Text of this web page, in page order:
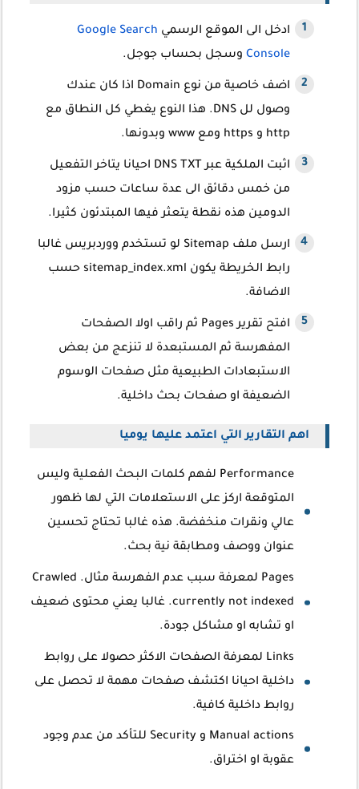
ادخل الى الموقع الرسمي Google Search
Console وسجل بحساب جوجل.
اضف خاصية من نوع Domain اذا كان عندك
وصول لل DNS. هذا النوع يغطي كل النطاق مع
http و https ومع www وبدونها.
اثبت الملكية عبر DNS TXT احيانا يتاخر التفعيل
من خمس دقائق الى عدة ساعات حسب مزود
الدومين هذه نقطة يتعثر فيها المبتدئون كثيرا.
ارسل ملف Sitemap لو تستخدم ووردبريس غالبا
رابط الخريطة يكون sitemap_index.xml حسب
الاضافة.
افتح تقرير Pages ثم راقب اولا الصفحات
المفهرسة ثم المستبعدة لا تنزعج من بعض
الاستبعادات الطبيعية مثل صفحات الوسوم
الضعيفة او صفحات بحث داخلية.
اهم التقارير التي اعتمد عليها يوميا
Performance لفهم كلمات البحث الفعلية وليس
المتوقعة اركز على الاستعلامات التي لها ظهور
عالي ونقرات منخفضة. هذه غالبا تحتاج تحسين
عنوان ووصف ومطابقة نية بحث.
Pages لمعرفة سبب عدم الفهرسة مثال. Crawled
currently not indexed. غالبا يعني محتوى ضعيف
او تشابه او مشاكل جودة.
Links لمعرفة الصفحات الاكثر حصولا على روابط
داخلية احيانا اكتشف صفحات مهمة لا تحصل على
روابط داخلية كافية.
Manual actions و Security للتأكد من عدم وجود
عقوبة او اختراق.